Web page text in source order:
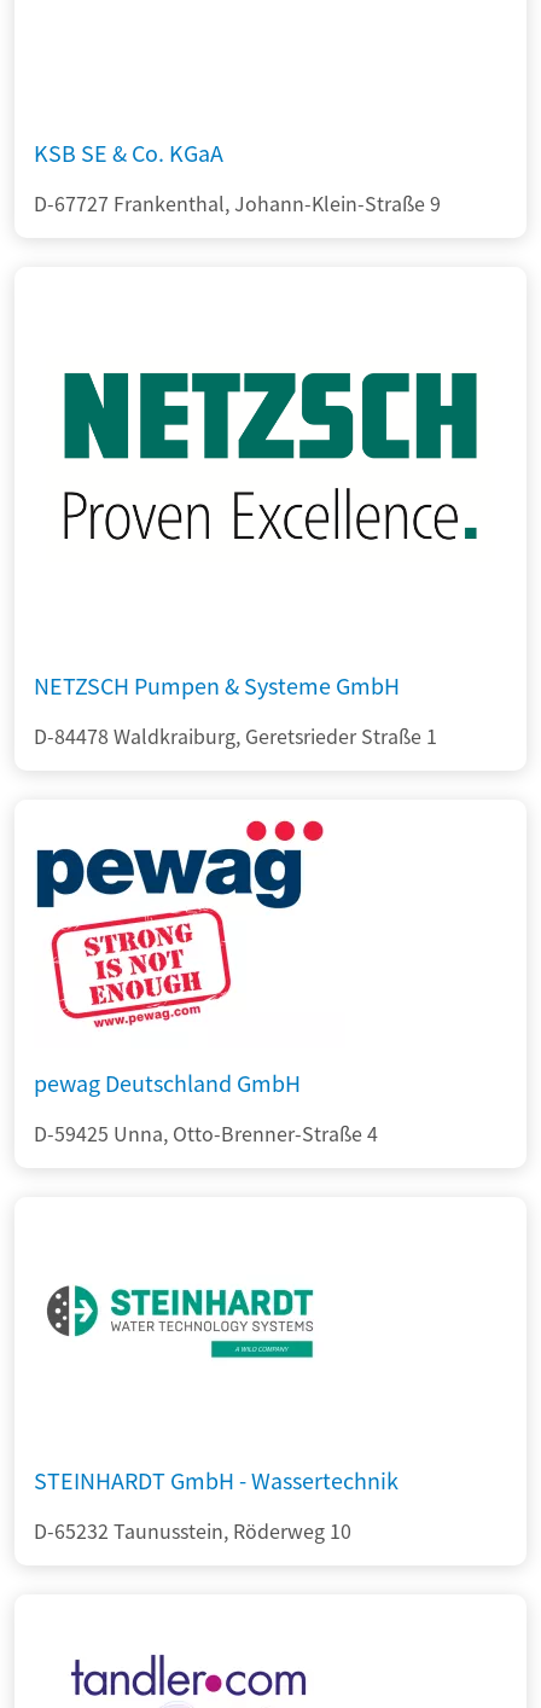
KSB SE & Co. KGaA
D-67727 Frankenthal, Johann-Klein-Straße 9
NETZSCH Pumpen & Systeme GmbH
D-84478 Waldkraiburg, Geretsrieder Straße 1
pewag Deutschland GmbH
D-59425 Unna, Otto-Brenner-Straße 4
STEINHARDT GmbH - Wassertechnik
D-65232 Taunusstein, Röderweg 10